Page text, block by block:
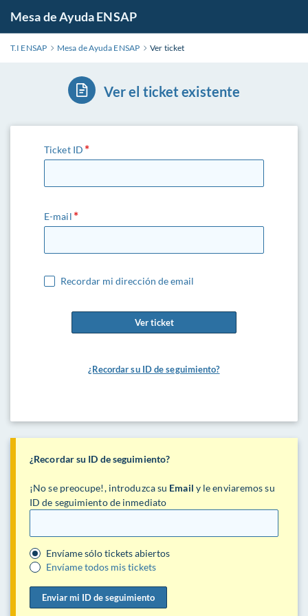
Mesa de Ayuda ENSAP
T.I ENSAP Mesa de Ayuda ENSAP Ver ticket
Ver el ticket existente
Ticket ID
E-mail
Recordar mi dirección de email
Ver ticket
¿Recordar su ID de seguimiento?
¿Recordar su ID de seguimiento?
¡No se preocupe!, introduzca su Email y le enviaremos su
ID de seguimiento de inmediato
Envíame sólo tickets abiertos
Envíame todos mis tickets
Enviar mi ID de seguimiento